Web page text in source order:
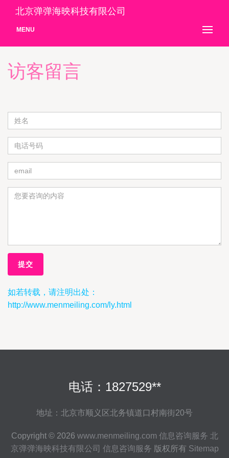
北京弹弹海映科技有限公司
MENU
访客留言
如若转载，请注明出处：
http://www.menmeiling.com/ly.html
电话：1827529**
地址：北京市顺义区北务镇道口村南街20号
Copyright © 2026 www.menmeiling.com 信息咨询服务 北
京弹弹海映科技有限公司 信息咨询服务 版权所有 Sitemap